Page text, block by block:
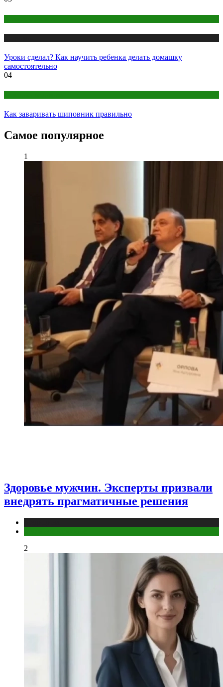
Уроки сделал? Как научить ребенка делать домашку
самостоятельно
04
Как заваривать шиповник правильно
Самое популярное
1
Здоровье мужчин. Эксперты призвали
внедрять прагматичные решения
2